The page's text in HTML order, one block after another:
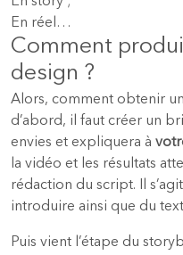
En réel…
Comment
design ?
Alors, comment obtenir
d’abord, il faut créer un
envies et expliquera à
la vidéo et les résultats
rédaction du script. Il
introduire ainsi que du
Puis vient l’étape du